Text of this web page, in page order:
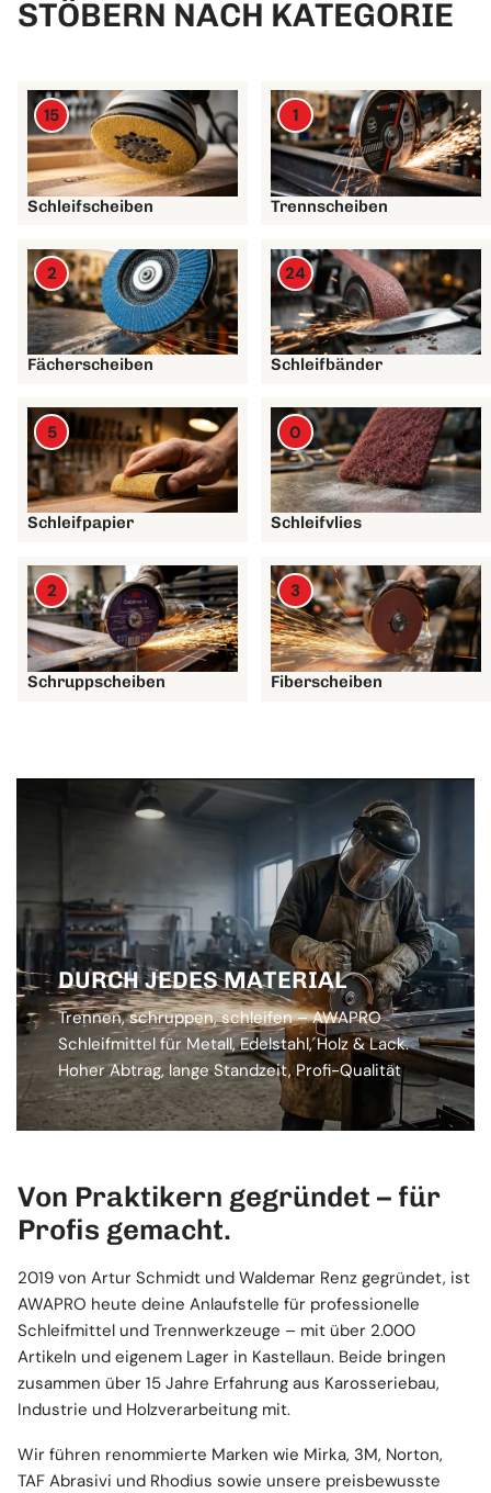
STÖBERN NACH KATEGORIE
Schleifscheiben
15
Trennscheiben
1
Fächerscheiben
2
Schleifbänder
24
Schleifpapier
5
Schleifvlies
0
Schruppscheiben
2
Fiberscheiben
3
DURCH JEDES MATERIAL
Trennen, schruppen, schleifen – AWAPRO
Schleifmittel für Metall, Edelstahl, Holz & Lack.
Hoher Abtrag, lange Standzeit, Profi-Qualität
Von Praktikern gegründet – für
Profis gemacht.
2019 von Artur Schmidt und Waldemar Renz gegründet, ist
AWAPRO heute deine Anlaufstelle für professionelle
Schleifmittel und Trennwerkzeuge – mit über 2.000
Artikeln und eigenem Lager in Kastellaun. Beide bringen
zusammen über 15 Jahre Erfahrung aus Karosseriebau,
Industrie und Holzverarbeitung mit.
Wir führen renommierte Marken wie Mirka, 3M, Norton,
TAF Abrasivi und Rhodius sowie unsere preisbewusste